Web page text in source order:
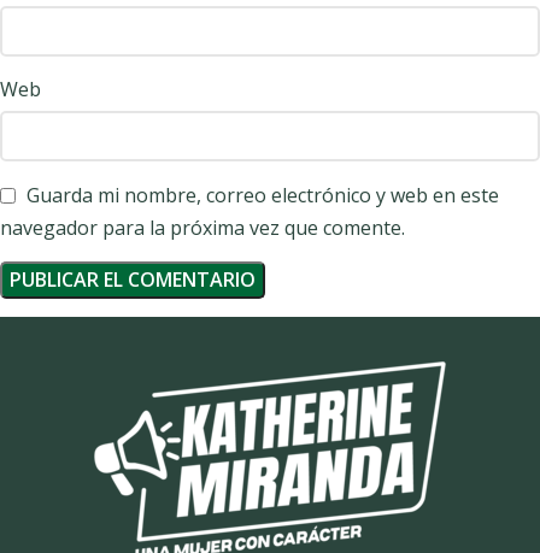
Web
Guarda mi nombre, correo electrónico y web en este
navegador para la próxima vez que comente.